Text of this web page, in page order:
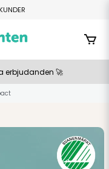
KR
KLARNA
erbjudanden 🚀